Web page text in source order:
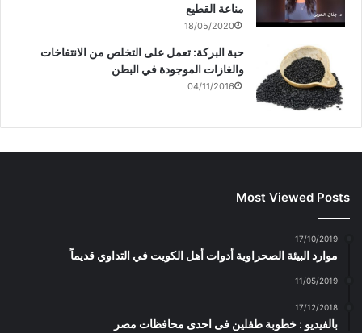
مناعة القطيع
18/05/2020
حبة البركة: تعمل على التخلص من الانتفاخات
والغازات الموجودة في البطن
04/11/2016
Most Viewed Posts
17/10/2019
موارد البيئة الصحراوية أدوات أهل الكويت في التداوي قديماً
11/05/2019
17/12/2018
بالفيديو : خطوبة طفلين فى احدى محافظات مصر